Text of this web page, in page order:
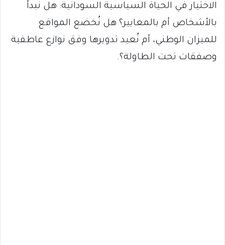
الاختيار في الحياة السياسية السودانية: هل نبدأ
بالأشخاص أم بالمعايير؟ هل نُخضع المواقع
للميزان الوطني، أم نُعيد تدويرها وفق نوازع عاطفية
وصفقات تحت الطاولة؟.